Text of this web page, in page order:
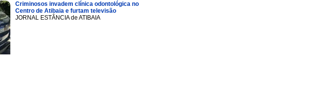
Criminosos invadem clínica odontológica no
Centro de Atibaia e furtam televisão
JORNAL ESTÂNCIA de ATIBAIA